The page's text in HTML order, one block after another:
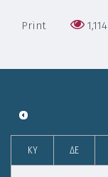
Print 1,114
ΚΥ ΔΕ